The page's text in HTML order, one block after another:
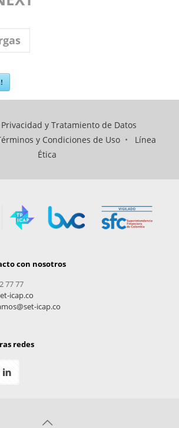
y Tratamiento de Datos
y Condiciones de Uso• Línea
Ética
con nosotros
77 77
icap.co
icap.co
redes